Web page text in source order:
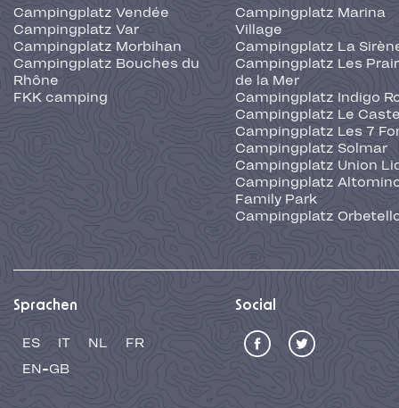
Campingplatz Vendée
Campingplatz Var
Campingplatz Morbihan
Campingplatz Bouches du
Rhône
FKK camping
Campingplatz Marina
Village
Campingplatz La
Campingplatz Les
de la Mer
Campingplatz Indigo
Campingplatz Le
Campingplatz Les 7
Campingplatz Solmar
Campingplatz Union
Campingplatz
Family Park
Campingplatz
Sprachen
ES IT NL
FR
EN-GB
Social